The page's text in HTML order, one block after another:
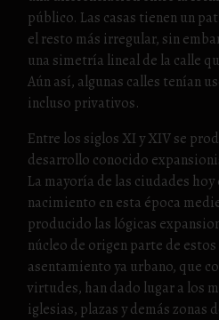
público. Las casas tienen un
el resto más irregular, sin
una simetría lineal de la calle
Aún así, algunas calles tenían
incluso privativos.
Entre los siglos XI y XIV se
desarrollo conocido
La mayoría de las ciudades
nacimiento en esta época
producido las lógicas
núcleo de origen parte de
asentamiento ya urbano, que
virtudes, han dado lugar a los
iglesias, plazas y demás zonas